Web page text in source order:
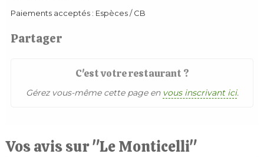
Paiements acceptés : Espèces / CB
Partager
C'est votre restaurant ?
Gérez vous-même cette page en vous inscrivant ici.
Vos avis sur "Le Monticelli"